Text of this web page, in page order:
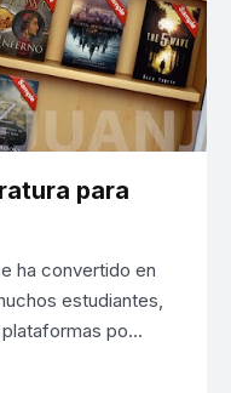
para
ha convertido en
estudiantes,
po…